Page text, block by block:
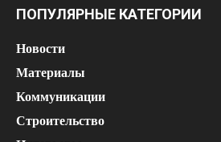
ПОПУЛЯРНЫЕ КАТЕГОРИИ
Новости
Материалы
Коммуникации
Строительство